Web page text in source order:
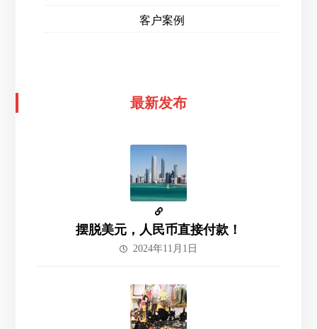
客户案例
最新发布
摆脱美元，人民币直接付款！
2024年11月1日